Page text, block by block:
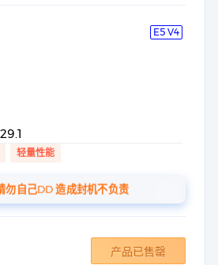
E5 V4
轻量性能
勿自己DD 造成封机不负责
产品已售罄